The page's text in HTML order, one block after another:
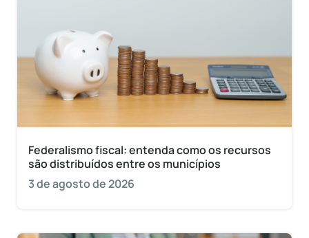
Federalismo fiscal: entenda como os recursos
são distribuídos entre os municípios
3 de agosto de 2026